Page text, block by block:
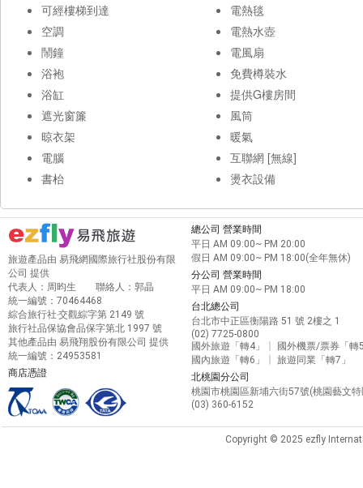
可經樓梯到達
空調
鬧鐘
浴袍
浴缸
遮光窗簾
晾衣架
電腦
書枱
電熱毯
電熱水壺
電風扇
免費樽裝水
提供G樓房間
風筒
暖氣
互聯網 [無線]
燙衣設備